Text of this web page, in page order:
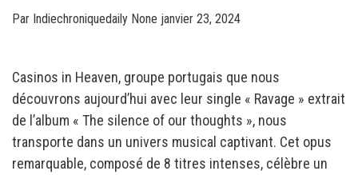
Par Indiechroniquedaily None janvier 23, 2024
Casinos in Heaven, groupe portugais que nous
découvrons aujourd’hui avec leur single « Ravage » extrait
de l’album « The silence of our thoughts », nous
transporte dans un univers musical captivant. Cet opus
remarquable, composé de 8 titres intenses, célèbre un